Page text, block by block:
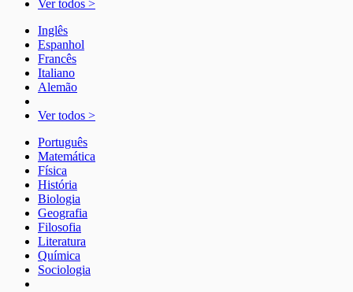
Ver todos >
Inglês
Espanhol
Francês
Italiano
Alemão
Ver todos >
Português
Matemática
Física
História
Biologia
Geografia
Filosofia
Literatura
Química
Sociologia